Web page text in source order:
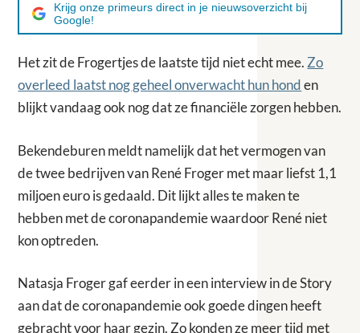
Krijg onze primeurs direct in je nieuwsoverzicht bij
Google!
Het zit de Frogertjes de laatste tijd niet echt mee. Zo
overleed laatst nog geheel onverwacht hun honden
blijkt vandaag ook nog dat ze financiële zorgen hebben.
Bekendeburen meldt namelijk dat het vermogen van
de twee bedrijven van René Froger met maar liefst 1,1
miljoen euro is gedaald. Dit lijkt alles te maken te
hebben met de coronapandemie waardoor René niet
kon optreden.
Natasja Froger gaf eerder in een interview in de Story
aan dat de coronapandemie ook goede dingen heeft
gebracht voor haar gezin. Zo konden ze meer tijd met